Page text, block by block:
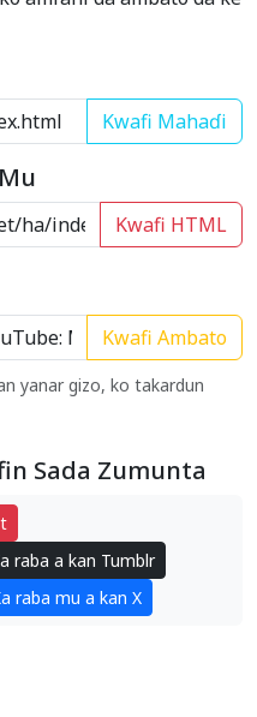
Kwafi Mahaɗi
Kwafi HTML
Kwafi Ambato
yanar gizo, ko takardun
Sada Zumunta
raba a kan Tumblr
raba mu a kan X